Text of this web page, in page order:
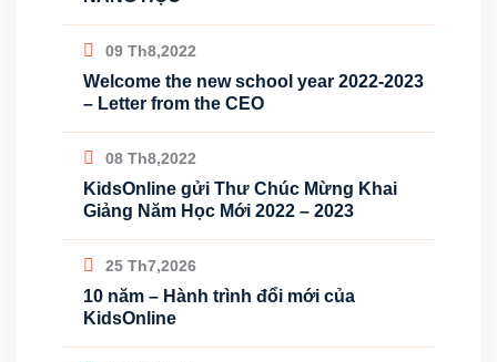
09 Th8,2022
Welcome the new school year 2022-2023
– Letter from the CEO
08 Th8,2022
KidsOnline gửi Thư Chúc Mừng Khai
Giảng Năm Học Mới 2022 – 2023
25 Th7,2026
10 năm – Hành trình đổi mới của
KidsOnline